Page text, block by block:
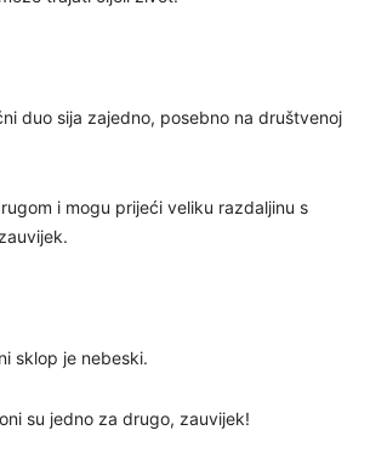
duo sija zajedno, posebno na društvenoj
i mogu prijeći veliku razdaljinu s
sklop je nebeski.
su jedno za drugo, zauvijek!